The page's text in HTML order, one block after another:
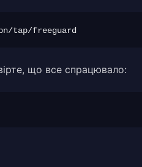
що все спрацювало: